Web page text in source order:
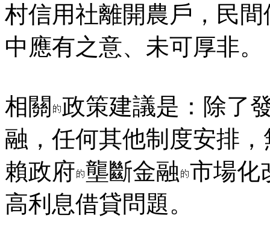
村信用社離開農戶，民
中應有之意、未可厚非。
相關 政策建議是：除了
融，任何其他制度安排
賴政府 壟斷金融 市場化
高利息借貸問題。